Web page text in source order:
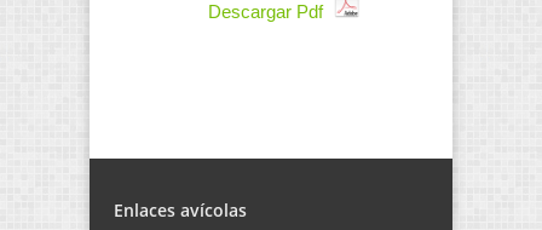
Descargar Pdf
Enlaces avícolas